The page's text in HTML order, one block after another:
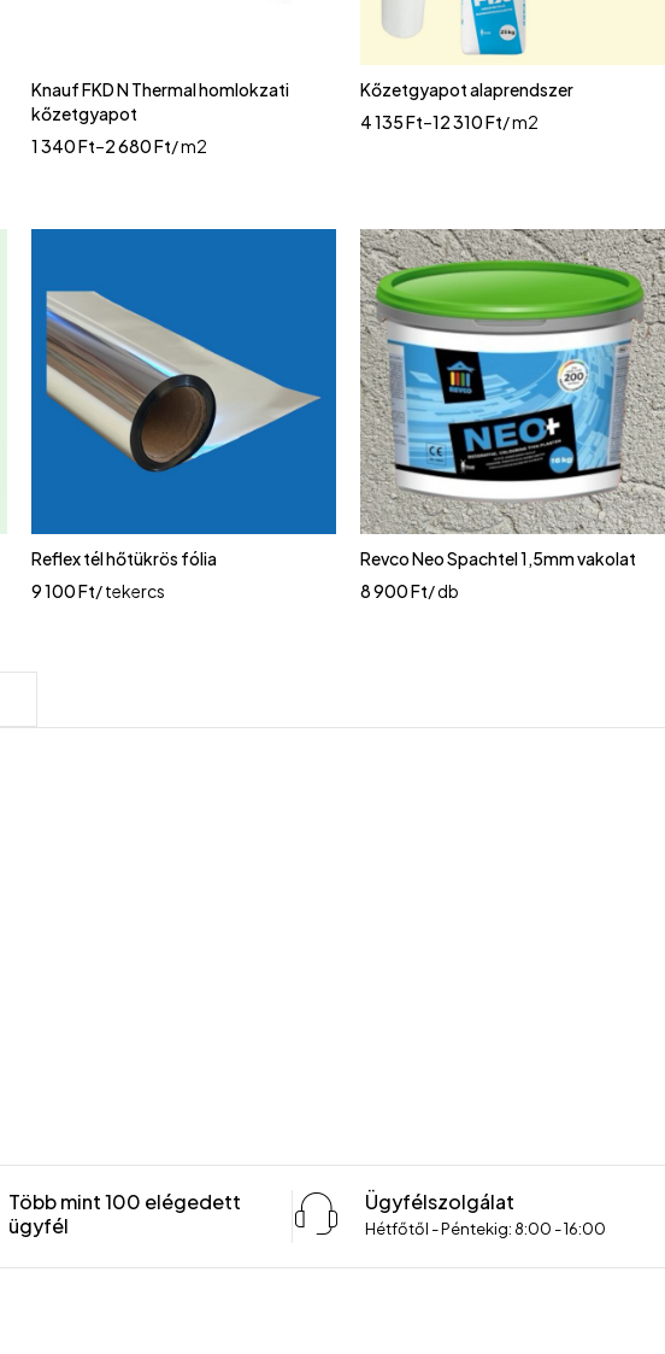
Knauf FKD N Thermal homlokzati
kőzetgyapot
1 340Ft–2 680Ft/ m2
Kőzetgyapot alaprendszer
4 135Ft–12 310Ft/ m2
Reflex tél hőtükrös fólia
9 100Ft/ tekercs
Revco Neo Spachtel 1,5mm vakolat
8 900Ft/ db
Több mint 100 elégedett
ügyfél
Ügyfélszolgálat
Hétfőtől - Péntekig: 8:00 - 16:00